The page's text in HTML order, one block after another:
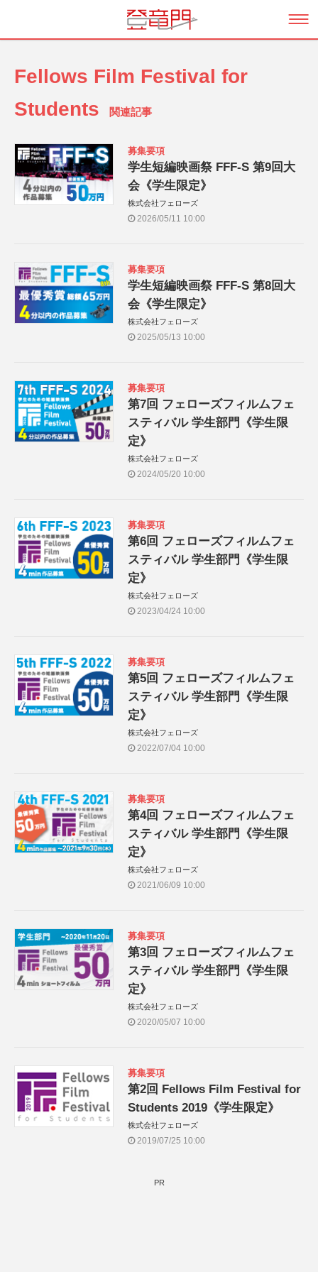
Fellows Film Festival for
Students
関連記事
募集要項
学生短編映画祭 FFF-S 第9回大
会《学生限定》
株式会社フェローズ
2026/05/11 10:00
募集要項
学生短編映画祭 FFF-S 第8回大
会《学生限定》
株式会社フェローズ
2025/05/13 10:00
募集要項
第7回 フェローズフィルムフェ
スティバル 学生部門《学生限
定》
株式会社フェローズ
2024/05/20 10:00
募集要項
第6回 フェローズフィルムフェ
スティバル 学生部門《学生限
定》
株式会社フェローズ
2023/04/24 10:00
募集要項
第5回 フェローズフィルムフェ
スティバル 学生部門《学生限
定》
株式会社フェローズ
2022/07/04 10:00
募集要項
第4回 フェローズフィルムフェ
スティバル 学生部門《学生限
定》
株式会社フェローズ
2021/06/09 10:00
募集要項
第3回 フェローズフィルムフェ
スティバル 学生部門《学生限
定》
株式会社フェローズ
2020/05/07 10:00
募集要項
第2回 Fellows Film Festival for
Students 2019《学生限定》
株式会社フェローズ
2019/07/25 10:00
PR